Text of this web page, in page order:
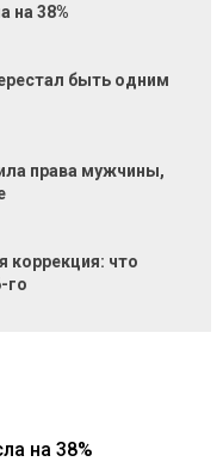
на 38%
быть одним
права мужчины,
коррекция: что
го
на 38%